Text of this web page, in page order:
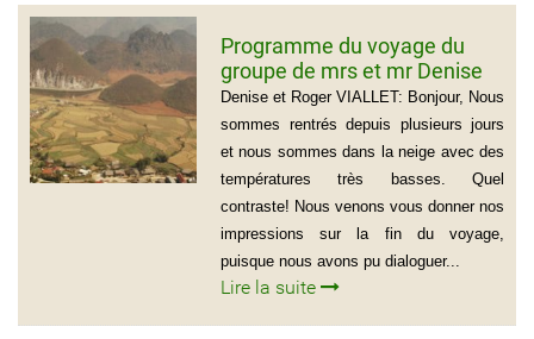
Programme du voyage du
groupe de mrs et mr Denise
et Roger VIALLET
Denise et Roger VIALLET: Bonjour, Nous
sommes rentrés depuis plusieurs jours
et nous sommes dans la neige avec des
températures très basses. Quel
contraste! Nous venons vous donner nos
impressions sur la fin du voyage,
puisque nous avons pu dialoguer...
Lire la suite